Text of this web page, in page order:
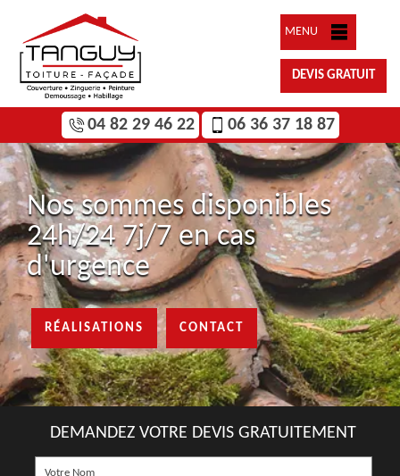
MENU
DEVIS GRATUIT
04 82 29 46 22 06 36 37 18 87
Nos sommes disponibles
24h/24 7j/7 en cas
d'urgence
RÉALISATIONS CONTACT
DEMANDEZ VOTRE DEVIS GRATUITEMENT